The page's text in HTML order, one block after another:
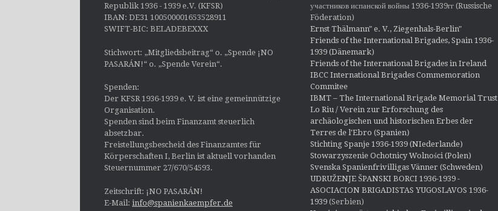
Republik 1936 - 1939 e.V. (KFSR)
IBAN: DE31 100500001653528911
SWIFT-BIC: BELADEBEXXX
Stichwort: „Mitgliedsbeitrag“ o. „Spende ¡NO
PASARÁN!“ o. „Spende Verein“.
Spenden:
Der KFSR 1936-1939 e. V. ist eine gemeinnützige
Organisation.
Spenden sind beim Finanzamt steuerlich
absetzbar.
Freistellungsbescheid des Finanzamtes für
Körperschaften I, Berlin ist aktuell vorhanden
Steuernummer 27/670/54593.
Zeitschrift: ¡NO PASARÁN!
E-Mail: info@spanienkaempfer.de
участников испанской войны 1936-1939гг (Russische
Föderation)
Ernst Thälmann" e. V., Ziegenhals-Berlin"
Friends of the International Brigades, Spain 1936-
1939 (Dänemark)
Friends of the International Brigades in Ireland
IBCC International Brigades Commemoration
Commitee
IBMT – The International Brigade Memorial Trust
Lo Riu / Verein zur Erforschung des
archäologischen und historischen Erbes der
Terres de l'Ebro (Spanien)
Stichting Spanje 1936-1939 (NIederlande)
Stowarzyszenie Ochotnicy Wolności (Polen)
Svenska Spanienfrivilligas Vänner (Schweden)
UDRUŽENJE ŠPANSKI BORCI 1936-1939 -
ASOCIACION BRIGADISTAS YUGOSLAVOS 1936-
1939(Serbien)